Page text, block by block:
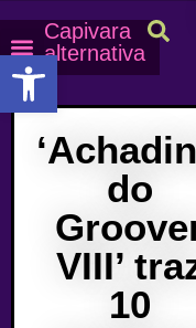
Capivara
alternativa
do
VIII’
10
Abrir a